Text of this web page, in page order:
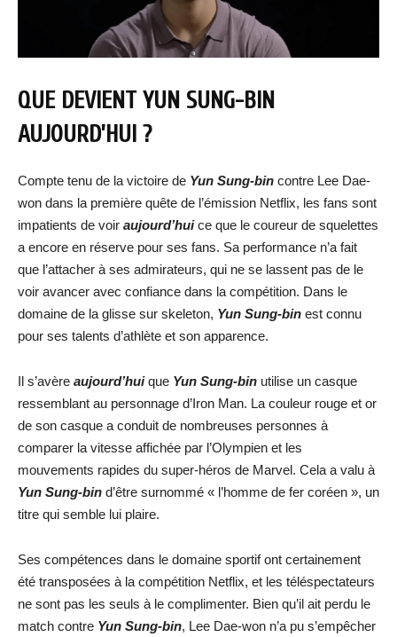
QUE DEVIENT YUN SUNG-BIN
AUJOURD’HUI ?
Compte tenu de la victoire de Yun Sung-bin contre Lee Dae-
won dans la première quête de l’émission Netflix, les fans sont
impatients de voir aujourd’huice que le coureur de squelettes
a encore en réserve pour ses fans. Sa performance n’a fait
que l’attacher à ses admirateurs, qui ne se lassent pas de le
voir avancer avec confiance dans la compétition. Dans le
domaine de la glisse sur skeleton, Yun Sung-bin est connu
pour ses talents d’athlète et son apparence.
Il s’avère aujourd’huique Yun Sung-bin utilise un casque
ressemblant au personnage d’Iron Man. La couleur rouge et or
de son casque a conduit de nombreuses personnes à
comparer la vitesse affichée par l’Olympien et les
mouvements rapides du super-héros de Marvel. Cela a valu à
Yun Sung-bin d’être surnommé « l’homme de fer coréen », un
titre qui semble lui plaire.
Ses compétences dans le domaine sportif ont certainement
été transposées à la compétition Netflix, et les téléspectateurs
ne sont pas les seuls à le complimenter. Bien qu’il ait perdu le
match contre Yun Sung-bin, Lee Dae-won n’a pu s’empêcher